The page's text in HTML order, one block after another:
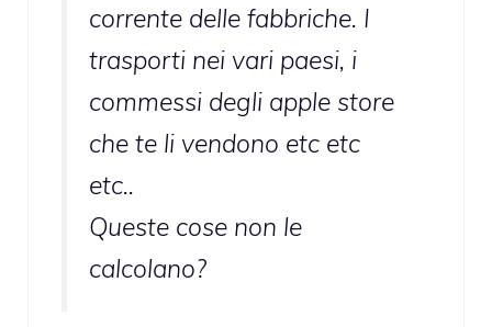
corrente delle fabbriche. I
trasporti nei vari paesi, i
commessi degli apple store
che te li vendono etc etc
etc..
Queste cose non le
calcolano?